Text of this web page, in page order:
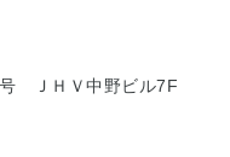
号 ＪＨＶ中野ビル7F